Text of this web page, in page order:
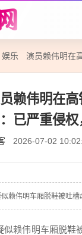
娱乐 演员赖伟明在
赖伟明在
已严重侵
2026-07-02
赖伟明车厢脱鞋被吐
似赖伟明车厢脱鞋